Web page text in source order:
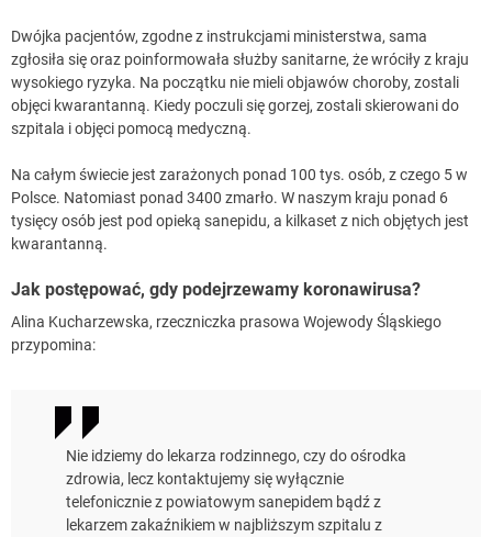
Dwójka pacjentów, zgodne z instrukcjami ministerstwa, sama
zgłosiła się oraz poinformowała służby sanitarne, że wróciły z kraju
wysokiego ryzyka. Na początku nie mieli objawów choroby, zostali
objęci kwarantanną. Kiedy poczuli się gorzej, zostali skierowani do
szpitala i objęci pomocą medyczną.
Na całym świecie jest zarażonych ponad 100 tys. osób, z czego 5 w
Polsce. Natomiast ponad 3400 zmarło. W naszym kraju ponad 6
tysięcy osób jest pod opieką sanepidu, a kilkaset z nich objętych jest
kwarantanną.
Jak postępować, gdy podejrzewamy koronawirusa?
Alina Kucharzewska, rzeczniczka prasowa Wojewody Śląskiego
przypomina:
Nie idziemy do lekarza rodzinnego, czy do ośrodka
zdrowia, lecz kontaktujemy się wyłącznie
telefonicznie z powiatowym sanepidem bądź z
lekarzem zakaźnikiem w najbliższym szpitalu z